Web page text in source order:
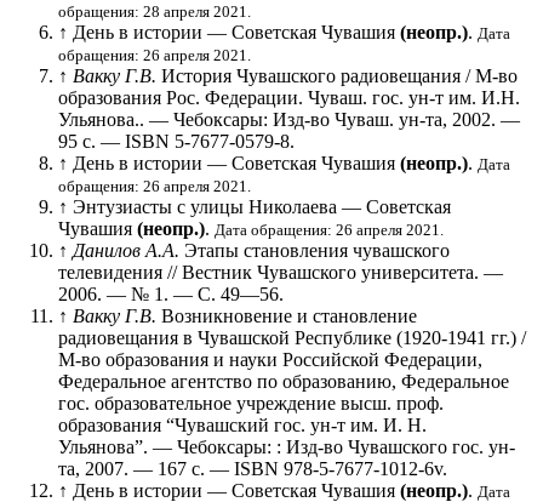
обращения: 28 апреля 2021.
↑ День в истории — Советская Чувашия (неопр.). Дата
обращения: 26 апреля 2021.
↑ Вакку Г.В. История Чувашского радиовещания / М-во
образования Рос. Федерации. Чуваш. гос. ун-т им. И.Н.
Ульянова.. — Чебоксары: Изд-во Чуваш. ун-та, 2002. —
95 с. — ISBN 5-7677-0579-8.
↑ День в истории — Советская Чувашия (неопр.). Дата
обращения: 26 апреля 2021.
↑ Энтузиасты с улицы Николаева — Советская
Чувашия (неопр.). Дата обращения: 26 апреля 2021.
↑ Данилов А.А. Этапы становления чувашского
телевидения // Вестник Чувашского университета. —
2006. — № 1 . — С. 49—56.
↑ Вакку Г.В. Возникновение и становление
радиовещания в Чувашской Республике (1920-1941 гг.) /
М-во образования и науки Российской Федерации,
Федеральное агентство по образованию, Федеральное
гос. образовательное учреждение высш. проф.
образования “Чувашский гос. ун-т им. И. Н.
Ульянова”. — Чебоксары: : Изд-во Чувашского гос. ун-
та, 2007. — 167 с. — ISBN 978-5-7677-1012-6v.
↑ День в истории — Советская Чувашия (неопр.). Дата